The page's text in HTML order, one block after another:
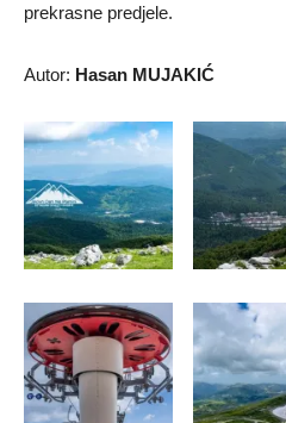
prekrasne predjele.
Autor: Hasan MUJAKIĆ